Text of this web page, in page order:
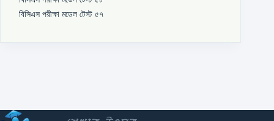
বিসিএস পরীক্ষা মডেল টেস্ট ৫৭